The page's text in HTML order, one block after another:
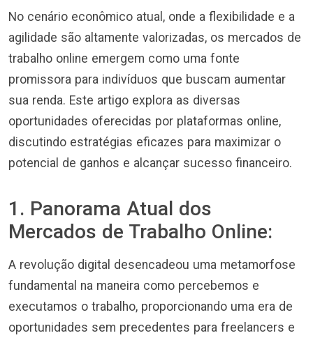
No cenário econômico atual, onde a flexibilidade e a
agilidade são altamente valorizadas, os mercados de
trabalho online emergem como uma fonte
promissora para indivíduos que buscam aumentar
sua renda. Este artigo explora as diversas
oportunidades oferecidas por plataformas online,
discutindo estratégias eficazes para maximizar o
potencial de ganhos e alcançar sucesso financeiro.
1. Panorama Atual dos
Mercados de Trabalho Online:
A revolução digital desencadeou uma metamorfose
fundamental na maneira como percebemos e
executamos o trabalho, proporcionando uma era de
oportunidades sem precedentes para freelancers e